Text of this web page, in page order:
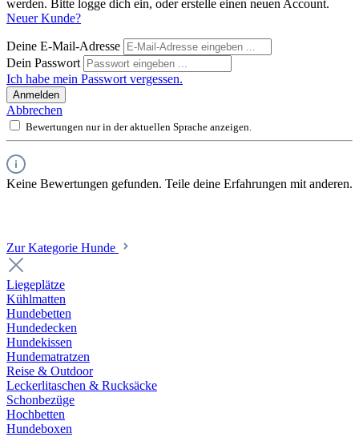
werden. Bitte logge dich ein, oder erstelle einen neuen Account.
Neuer Kunde?
Deine E-Mail-Adresse
Dein Passwort
Ich habe mein Passwort vergessen.
Anmelden
Abbrechen
Bewertungen nur in der aktuellen Sprache anzeigen.
Keine Bewertungen gefunden. Teile deine Erfahrungen mit anderen.
Zur Kategorie Hunde
Liegeplätze
Kühlmatten
Hundebetten
Hundedecken
Hundekissen
Hundematratzen
Reise & Outdoor
Leckerlitaschen & Rucksäcke
Schonbezüge
Hochbetten
Hundeboxen